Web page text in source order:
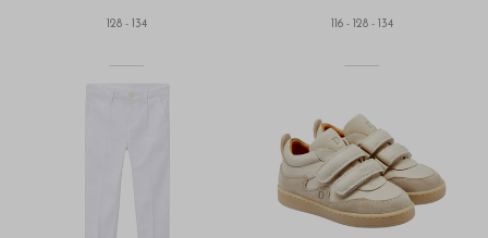
128 - 134 116 - 128 - 134